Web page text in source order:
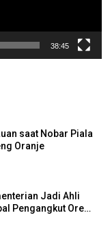
38:45
saat Nobar Piala
Oranje
Jadi Ahli
Pengangkut Ore